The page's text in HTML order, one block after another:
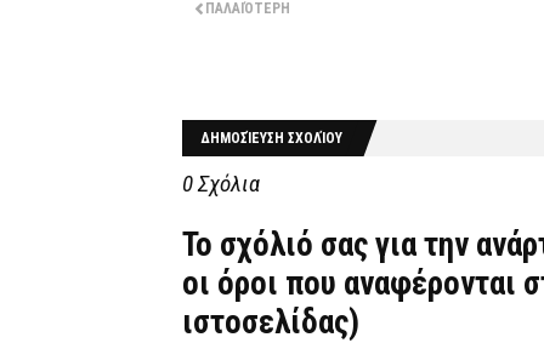
ΠΑΛΑΙΌΤΕΡΗ
ΔΗΜΟΣΊΕΥΣΗ ΣΧΟΛΊΟΥ
0 Σχόλια
Το σχόλιό σας για την
οι όροι που αναφέρονται
ιστοσελίδας)